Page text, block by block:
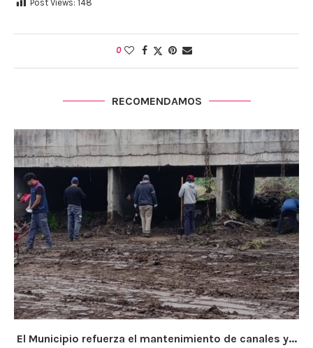
Post Views: 148
0
RECOMENDAMOS
El Municipio refuerza el mantenimiento de canales y...